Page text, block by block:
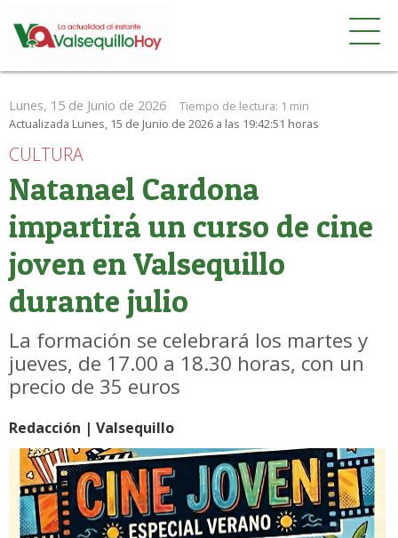
Lunes, 15 de Junio de 2026 Tiempo de lectura: 1 min
Actualizada Lunes, 15 de Junio de 2026 a las 19:42:51 horas
CULTURA
Natanael Cardona
impartirá un curso de cine
joven en Valsequillo
durante julio
La formación se celebrará los martes y
jueves, de 17.00 a 18.30 horas, con un
precio de 35 euros
Redacción | Valsequillo